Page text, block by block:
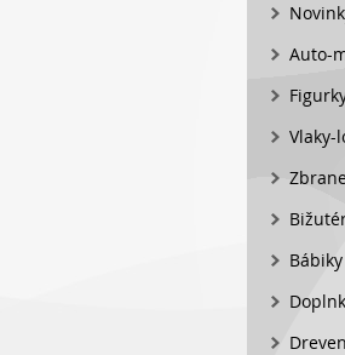
Auto-
Vlaky-
Bábiky